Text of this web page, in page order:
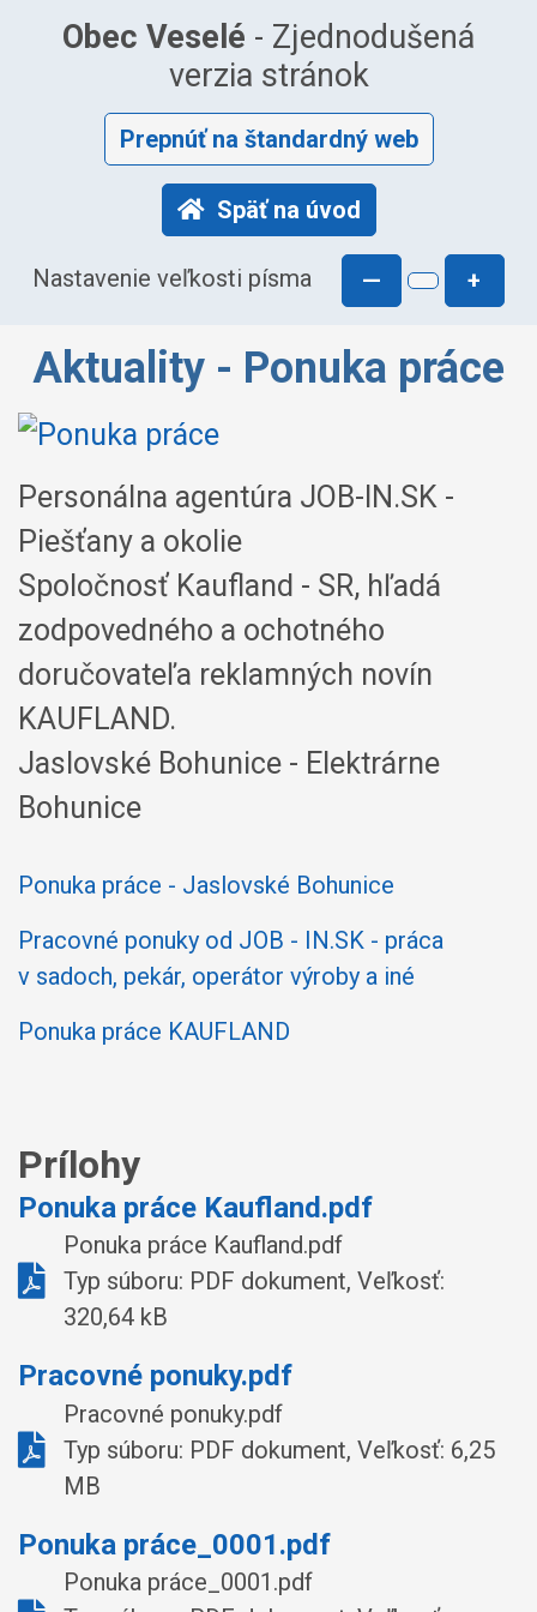
Obec Veselé - Zjednodušená
verzia stránok
Prepnúť na štandardný web
Späť na úvod
Nastavenie veľkosti písma — +
Aktuality - Ponuka práce
Personálna agentúra JOB-IN.SK -
Piešťany a okolie
Spoločnosť Kaufland - SR, hľadá
zodpovedného a ochotného
doručovateľa reklamných novín
KAUFLAND.
Jaslovské Bohunice - Elektrárne
Bohunice
Ponuka práce - Jaslovské Bohunice
Pracovné ponuky od JOB - IN.SK - práca
v sadoch, pekár, operátor výroby a iné
Ponuka práce KAUFLAND
Prílohy
Ponuka práce Kaufland.pdf
Ponuka práce Kaufland.pdf
Typ súboru: PDF dokument, Veľkosť:
320,64 kB
Pracovné ponuky.pdf
Pracovné ponuky.pdf
Typ súboru: PDF dokument, Veľkosť: 6,25
MB
Ponuka práce_0001.pdf
Ponuka práce_0001.pdf